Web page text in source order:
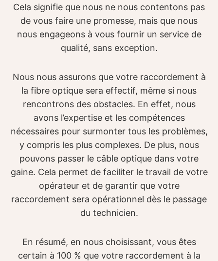
Cela signifie que nous ne nous contentons pas
de vous faire une promesse, mais que nous
nous engageons à vous fournir un service de
qualité, sans exception.
Nous nous assurons que votre raccordement à
la fibre optique sera effectif, même si nous
rencontrons des obstacles. En effet, nous
avons l’expertise et les compétences
nécessaires pour surmonter tous les problèmes,
y compris les plus complexes. De plus, nous
pouvons passer le câble optique dans votre
gaine. Cela permet de faciliter le travail de votre
opérateur et de garantir que votre
raccordement sera opérationnel dès le passage
du technicien.
En résumé, en nous choisissant, vous êtes
certain à 100 % que votre raccordement à la